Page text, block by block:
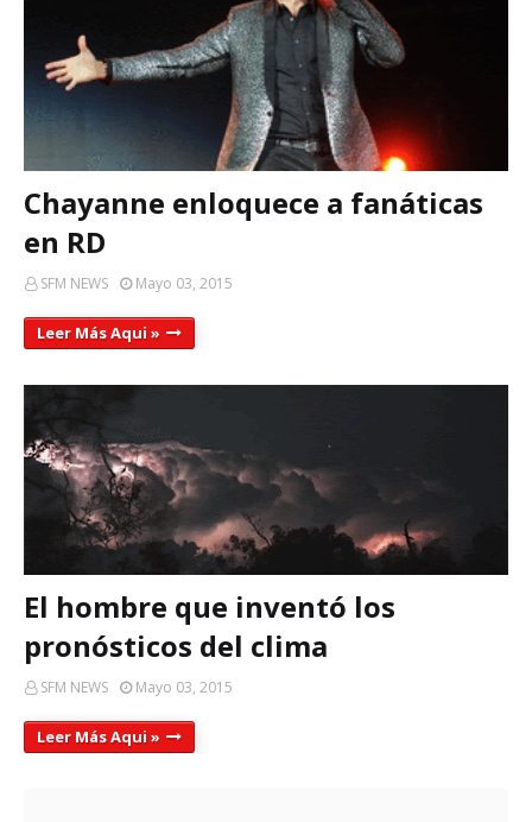
Chayanne enloquece a fanáticas
en RD
SFM NEWS Mayo 03, 2015
Leer Más Aqui »
El hombre que inventó los
pronósticos del clima
SFM NEWS Mayo 03, 2015
Leer Más Aqui »